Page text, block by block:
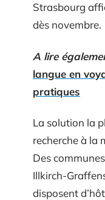
Strasbourg
dès novembre.
A lire
langue en
pratiques
La solution la
recherche à la
Des
Illkirch-
disposent